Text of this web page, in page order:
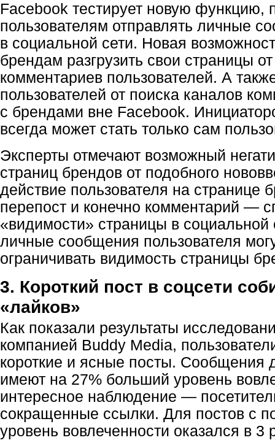
Facebook тестирует новую
пользователям отправлять личные
в социальной сети. Новая
брендам разгрузить свои страницы
комментариев пользователей. А
пользователей от поиска каналов
с брендами вне Facebook.
всегда может стать только сам
Эксперты отмечают возможный
страниц брендов от подобного
действие пользователя на странице
перепост и конечно комментарий —
«видимости» страницы в социальной
личные сообщения пользователя
ограничивать видимость страницы
3. Короткий пост в соцсети
«лайков»
Как показали результаты
компанией Buddy Media,
короткие и ясные посты. Сообщения
имеют на 27% больший уровень
интересное наблюдение —
сокращенные ссылки. Для постов с
уровень вовлеченности оказался в 3